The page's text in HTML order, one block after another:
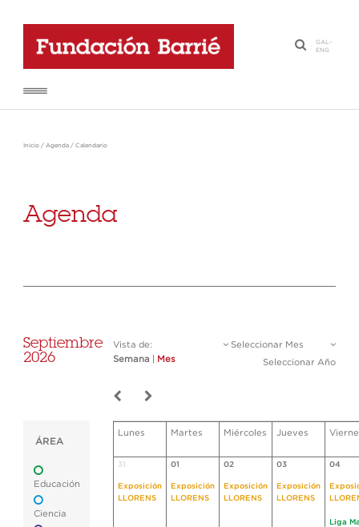
·
GAL-
ENG
Inicio / Agenda / Calendario
Agenda
Septiembre
2026
Vista de:
Semana
Mes
Seleccionar Mes
Seleccionar Año
ÁREA
Educación
Ciencia
Lunes Martes Miércoles Jueves
31
Exposición
LLORENS
01
Exposición
LLORENS
02
Exposición
LLORENS
03
Exposición
LLORENS
04
Liga